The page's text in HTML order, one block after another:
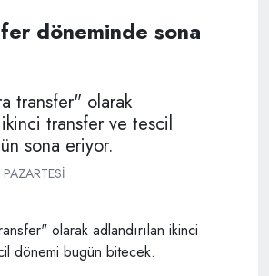
döneminde sona
transfer" olarak
ikinci transfer ve tescil
sona eriyor.
olarak adlandırılan ikinci
dönemi bugün bitecek.